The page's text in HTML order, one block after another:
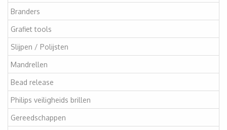
Branders
Grafiet tools
Slijpen / Polijsten
Mandrellen
Bead release
Philips veiligheids brillen
Gereedschappen